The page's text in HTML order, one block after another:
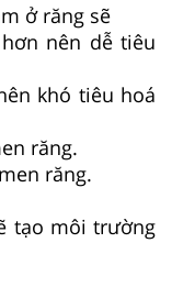
ở răng sẽ
nên dễ tiêu
khó tiêu hoá
răng.
răng.
tạo môi trường